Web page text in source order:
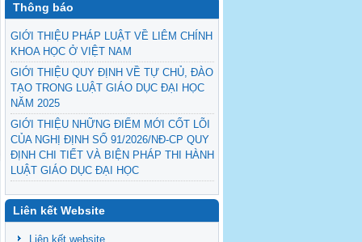
NEXT
Thông báo
GIỚI THIỆU PHÁP LUẬT VỀ LIÊM CHÍNH
KHOA HỌC Ở VIỆT NAM
GIỚI THIỆU QUY ĐỊNH VỀ TỰ CHỦ, ĐÀO
TẠO TRONG LUẬT GIÁO DỤC ĐẠI HỌC
NĂM 2025
GIỚI THIỆU NHỮNG ĐIỂM MỚI CỐT LÕI
CỦA NGHỊ ĐỊNH SỐ 91/2026/NĐ-CP QUY
ĐỊNH CHI TIẾT VÀ BIỆN PHÁP THI HÀNH
LUẬT GIÁO DỤC ĐẠI HỌC
GIỚI THIỆU THÔNG TƯ QUY ĐỊNH VỀ
QUY TẮC ỨNG XỬ CỦA NHÀ GIÁO
Liên kết Website
Liên kết website